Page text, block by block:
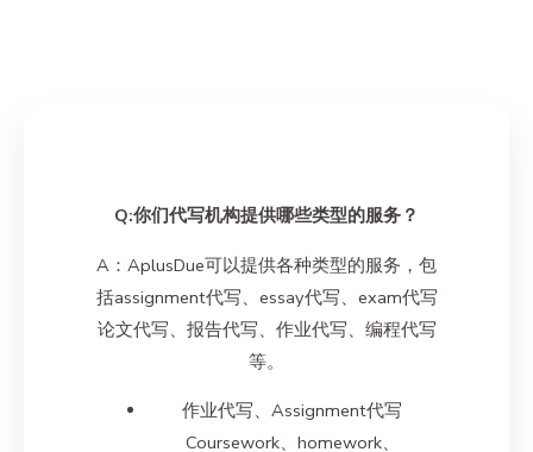
Q:你们代写机构提供哪些类型的服务？
A：AplusDue可以提供各种类型的服务，包
括assignment代写、essay代写、exam代写
论文代写、报告代写、作业代写、编程代写
等。
作业代写、Assignment代写
Coursework、homework、